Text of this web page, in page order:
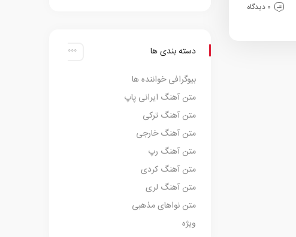
0 دیدگاه
دسته بندی ها
بیوگرافی خواننده ها
متن آهنگ ایرانی پاپ
متن آهنگ ترکی
متن آهنگ خارجی
متن آهنگ رپ
متن آهنگ کردی
متن آهنگ لری
متن نواهای مذهبی
ویژه